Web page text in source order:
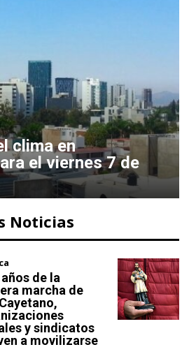
clima en
el viernes 7 de
Noticias
de la
marcha de
y sindicatos
a movilizarse